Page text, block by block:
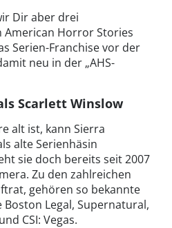
Dir aber drei
American Horror Stories
Serien-Franchise vor der
neu in der „AHS-
Scarlett Winslow
alt ist, kann Sierra
alte Serienhäsin
sie doch bereits seit 2007
Zu den zahlreichen
gehören so bekannte
Legal, Supernatural,
CSI: Vegas.